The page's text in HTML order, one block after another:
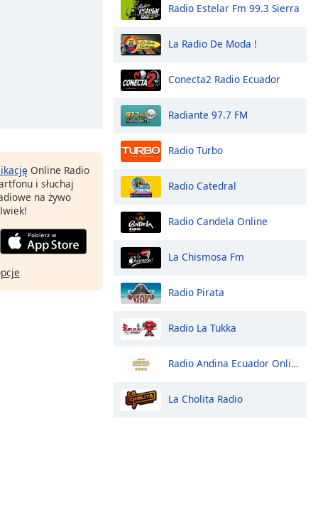
Online Radio
i słuchaj
na żywo
Radio Estelar Fm 99.3 Sierra
La Radio De Moda !
Conecta2 Radio Ecuador
Radiante 97.7 FM
Radio Turbo
Radio Catedral
Radio Candela Online
La Chismosa Fm
Radio Pirata
Radio La Tukka
Radio Andina Ecuador Online Digital
La Cholita Radio